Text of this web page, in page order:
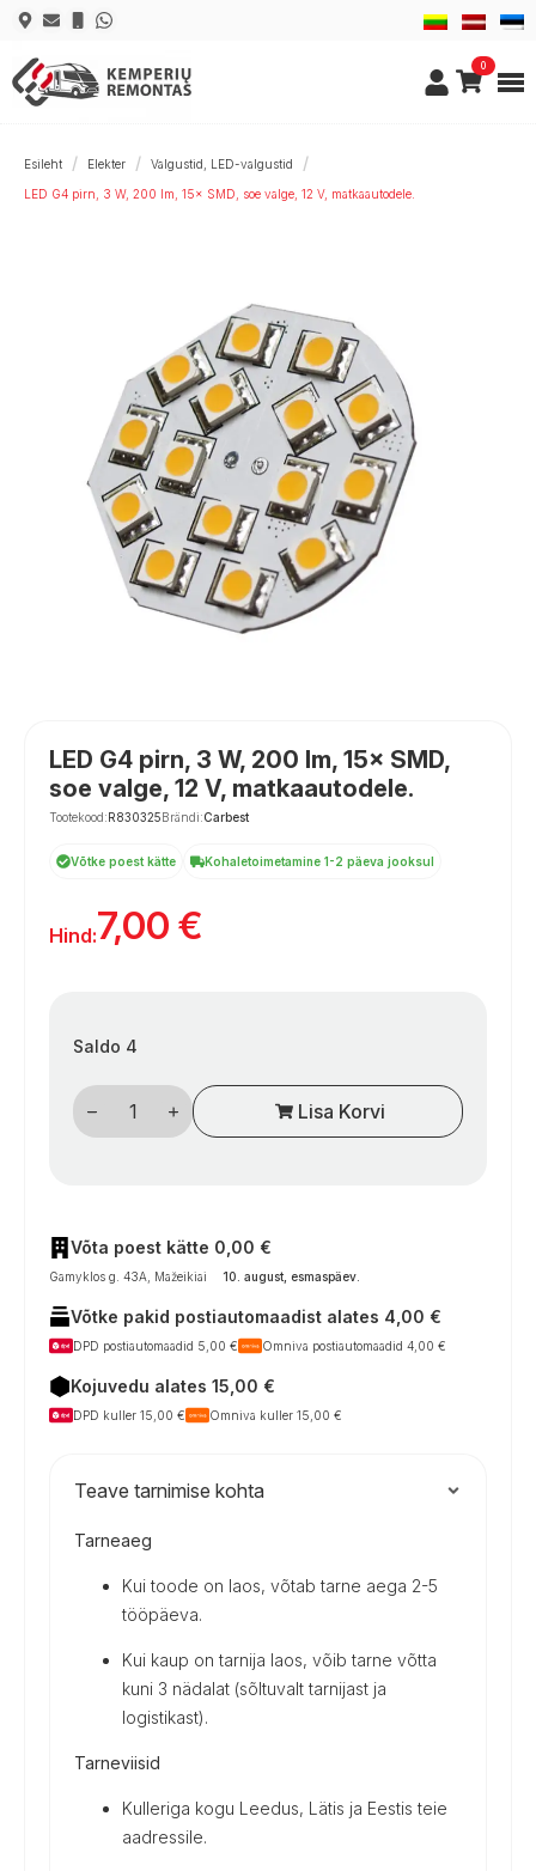
0
Esileht Elekter Valgustid, LED-valgustid
LED G4 pirn, 3 W, 200 lm, 15× SMD, soe valge, 12 V, matkaautodele.
LED G4 pirn, 3 W, 200 lm, 15× SMD,
soe valge, 12 V, matkaautodele.
Tootekood:R830325Brändi:Carbest
Võtke poest kätte Kohaletoimetamine 1-2 päeva jooksul
Hind:7,00 €
Saldo 4
LED
G4
lemputė,
SMD,
šiltai
balta,
12
V,
kemperiams
Lisa Korvi
Võta poest kätte 0,00 €
Gamyklos g. 43A, Mažeikiai 10. august, esmaspäev.
Võtke pakid postiautomaadist alates 4,00 €
DPD postiautomaadid 5,00 € Omniva postiautomaadid 4,00 €
Kojuvedu alates 15,00 €
DPD kuller 15,00 € Omniva kuller 15,00 €
Teave tarnimise kohta
Tarneaeg
Kui toode on laos, võtab tarne aega 2-5
tööpäeva.
Kui kaup on tarnija laos, võib tarne võtta
kuni 3 nädalat (sõltuvalt tarnijast ja
logistikast).
Tarneviisid
Kulleriga kogu Leedus, Lätis ja Eestis teie
aadressile.